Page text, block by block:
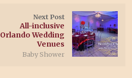
Next Post
All-inclusive
Orlando Wedding
Venues
Baby Shower